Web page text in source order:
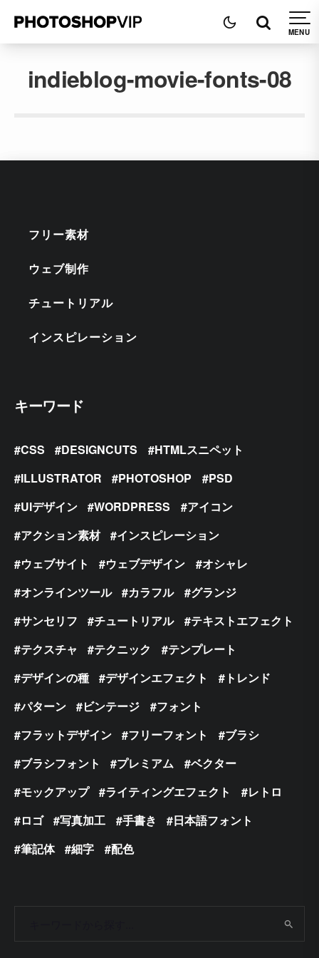
indieblog-movie-fonts-08
フリー素材
ウェブ制作
チュートリアル
インスピレーション
キーワード
CSS DESIGNCUTS
HTMLスニペット
ILLUSTRATOR
PHOTOSHOP
PSD
UIデザイン
WORDPRESS
アイコン
アクション素材
インスピレーション
ウェブサイト
ウェブデザイン
オシャレ
オンラインツール
カラフル
グランジ
サンセリフ
チュートリアル
テキストエフェクト
テクスチャ
テクニック
テンプレート
デザインの種
デザインエフェクト
トレンド
パターン
ビンテージ
フォント
フラットデザイン
フリーフォント
ブラシ
ブラシフォント
プレミアム
ベクター
モックアップ
ライティングエフェクト
レトロ
ロゴ
写真加工 手書き
日本語フォント
筆記体
細字 配色